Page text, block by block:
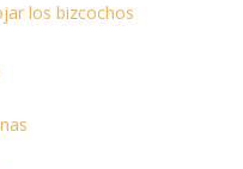
los bizcochos